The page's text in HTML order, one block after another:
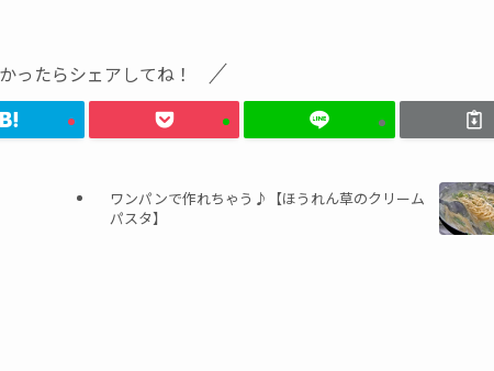
ったらシェアしてね！
ワンパンで作れちゃう♪【ほうれん草のクリーム
パスタ】